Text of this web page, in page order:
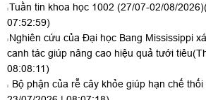
Tuần tin khoa học 1002 (27/07-02/08/2026)
07:52:59)
Nghiên cứu của Đại học Bang Mississippi
canh tác giúp nâng cao hiệu quả tưới tiêu
08:08:11)
Bộ phận của rễ cây khỏe giúp hạn chế thối